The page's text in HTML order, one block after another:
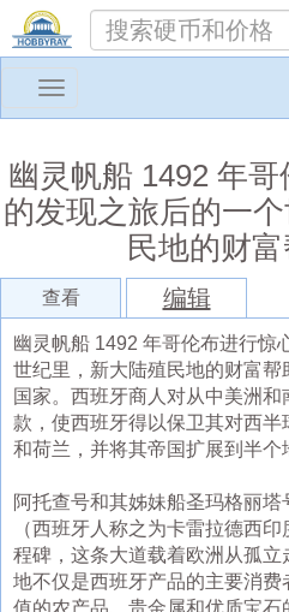
Toggle
幽灵帆船 1492 年
的发现之旅后的一
民地的财
查看 编辑
幽灵帆船 1492 年哥伦布进行惊
世纪里，新大陆殖民地的财富
国家。西班牙商人对从中美洲
款，使西班牙得以保卫其对西半
和荷兰，并将其帝国扩展到半个
阿托查号和其姊妹船圣玛格丽
（西班牙人称之为卡雷拉德西
程碑，这条大道载着欧洲从孤
地不仅是西班牙产品的主要消
值的农产品、贵金属和优质宝